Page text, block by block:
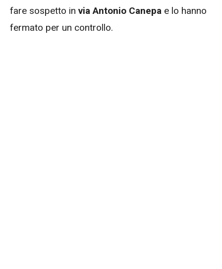
fare sospetto in via Antonio Canepa e lo hanno
fermato per un controllo.